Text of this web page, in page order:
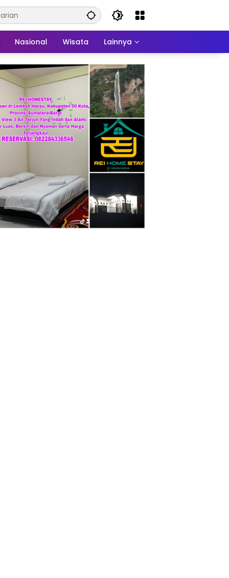
Nasional Wisata Lainnya